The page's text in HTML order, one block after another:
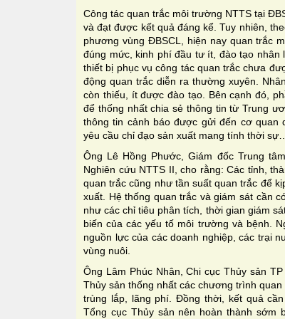
Công tác quan trắc môi trường NTTS tại
và đạt được kết quả đáng kể. Tuy nhiên,
phương vùng ĐBSCL, hiện nay quan trắc
đúng mức, kinh phí đầu tư ít, đào tạo
thiết bị phục vụ công tác quan trắc chưa
động quan trắc diễn ra thường xuyên.
còn thiếu, ít được đào tạo. Bên cạnh đó,
để thống nhất chia sẻ thông tin từ Trung
thông tin cảnh báo được gửi đến cơ
yêu cầu chỉ đạo sản xuất mang tính thời
Ông Lê Hồng Phước, Giám đốc Trung
Nghiên cứu NTTS II, cho rằng: Các tỉnh,
quan trắc cũng như tần suất quan trắc để
xuất. Hệ thống quan trắc và giám sát cần
như các chỉ tiêu phân tích, thời gian giám
biến của các yếu tố môi trường và bệnh.
nguồn lực của các doanh nghiệp, các trại
vùng nuôi.
Ông Lâm Phúc Nhân, Chi cục Thủy sản
Thủy sản thống nhất các chương trình
trùng lắp, lãng phí. Đồng thời, kết quả
Tổng cục Thủy sản nên hoàn thành